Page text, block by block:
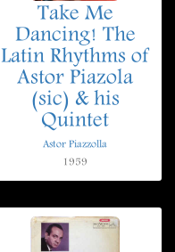
Take Me
Dancing! The
Latin Rhythms of
Astor Piazola
(sic) & his
Quintet
Astor Piazzolla
1959